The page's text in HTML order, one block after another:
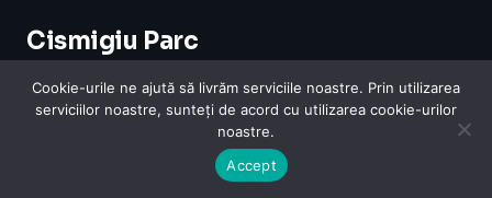
Cismigiu Parc
© 2024 CismigiuParc. All Rights Reserved.
Internet
Legislatie Medical Moda Sarbatori Telefoane Contact
Cookie-urile ne ajută să livrăm serviciile noastre. Prin utilizarea
serviciilor noastre, sunteți de acord cu utilizarea cookie-urilor
noastre.
Accept